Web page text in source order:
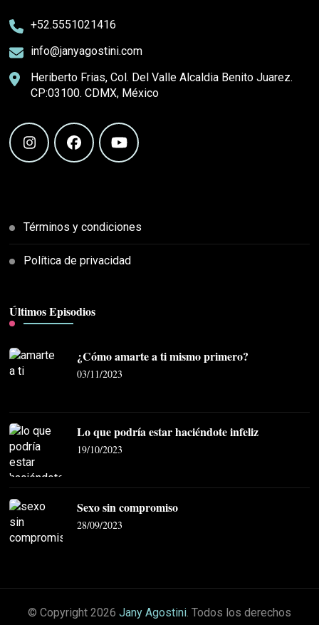
+52.5551021416
info@janyagostini.com
Heriberto Frias, Col. Del Valle Alcaldia Benito Juarez.
CP:03100. CDMX, México
Términos y condiciones
Política de privacidad
Últimos Episodios
¿Cómo amarte a ti mismo primero?
03/11/2023
Lo que podría estar haciéndote infeliz
19/10/2023
Sexo sin compromiso
28/09/2023
© Copyright 2026 Jany Agostini. Todos los derechos